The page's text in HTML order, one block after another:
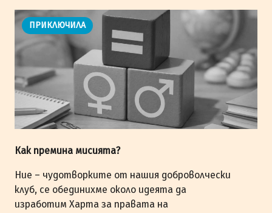
ПРИКЛЮЧИЛА
Как премина мисията?
Ние – чудотворките от нашия доброволчески
клуб, се обединихме около идеята да
изработим Харта за правата на